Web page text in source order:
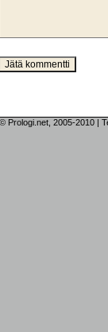
Prologi.net, 2005-2010 |